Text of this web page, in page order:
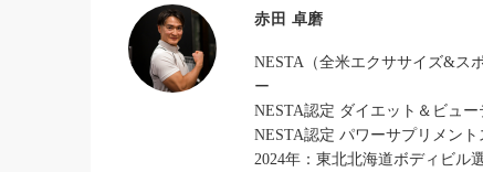
赤田 卓磨
NESTA（全米エクササイズ&ス
ー
NESTA認定 ダイエット＆ビュ
NESTA認定 パワーサプリメント
2024年：東北北海道ボディビル